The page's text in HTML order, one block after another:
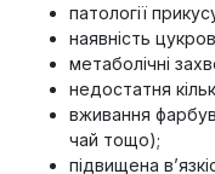
патології
наявність
метаболічні
недостатня
вживання
чай тощо);
підвищена